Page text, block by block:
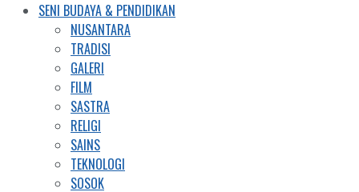
SENI BUDAYA & PENDIDIKAN
NUSANTARA
TRADISI
GALERI
FILM
SASTRA
RELIGI
SAINS
TEKNOLOGI
SOSOK